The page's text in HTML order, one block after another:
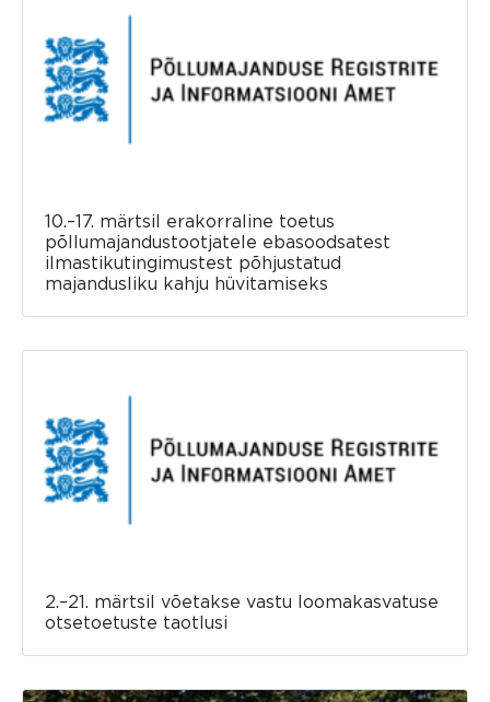
10.–17. märtsil erakorraline toetus
põllumajandustootjatele ebasoodsatest
ilmastikutingimustest põhjustatud
majandusliku kahju hüvitamiseks
2.–21. märtsil võetakse vastu loomakasvatuse
otsetoetuste taotlusi